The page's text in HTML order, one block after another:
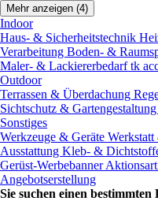
Mehr anzeigen (4)
Indoor
Haus- & Sicherheitstechnik
Verarbeitung Boden- &
Maler- & Lackiererbedarftk
Outdoor
Terrassen & Überdachung
Sichtschutz & Gartengestaltung
Sonstiges
Werkzeuge & Geräte
Ausstattung Kleb- &
Gerüst-Werbebanner
Angebotserstellung
Sie suchen einen bestimmten